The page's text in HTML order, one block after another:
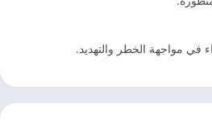
في مواجهة الخطر والتهديد.